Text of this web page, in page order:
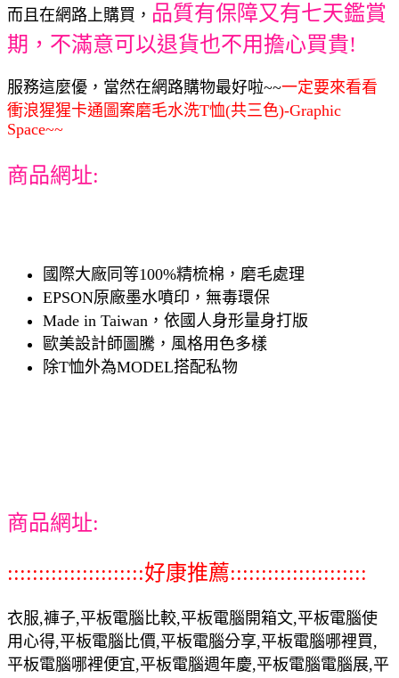
而且在網路上購買， 品質有保障又有七天鑑賞
期，不滿意可以退貨也不用擔心買貴!
服務這麼優，當然在網路購物最好啦~~一定要來看看
衝浪猩猩卡通圖案磨毛水洗T恤(共三色)-Graphic
Space~~
商品網址:
國際大廠同等100%精梳棉，磨毛處理
EPSON原廠墨水噴印，無毒環保
Made in Taiwan，依國人身形量身打版
歐美設計師圖騰，風格用色多樣
除T恤外為MODEL搭配私物
商品網址:
::::::::::::::::::::::好康推薦::::::::::::::::::::::
衣服,褲子,平板電腦比較,平板電腦開箱文,平板電腦使
用心得,平板電腦比價,平板電腦分享,平板電腦哪裡買,
平板電腦哪裡便宜,平板電腦週年慶,平板電腦電腦展,平